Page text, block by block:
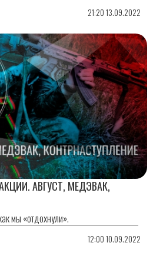
21:20 13.09.2022
АВГУСТ, МЕДЭВАК,
мы «отдохнули».
12:00 10.09.2022